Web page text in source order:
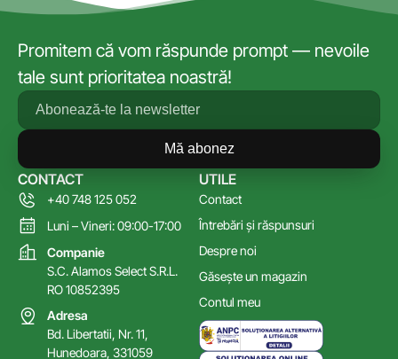
Promitem că vom răspunde prompt — nevoile
tale sunt prioritatea noastră!
Mă abonez
UTILE
Contact
Întrebări și răspunsuri
Despre noi
Găsește un magazin
Contul meu
CONTACT
+40 748 125 052
Luni – Vineri: 09:00-17:00
Companie
S.C. Alamos Select S.R.L.
RO 10852395
Adresa
Bd. Libertatii, Nr. 11,
Hunedoara, 331059